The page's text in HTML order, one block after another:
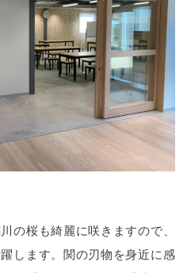
の桜も綺麗に咲きますので、
します。関の刃物を身近に感